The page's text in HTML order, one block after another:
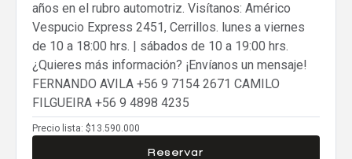
años en el rubro automotriz. Visítanos: Américo
Vespucio Express 2451, Cerrillos. lunes a viernes
de 10 a 18:00 hrs. | sábados de 10 a 19:00 hrs.
¿Quieres más información? ¡Envíanos un mensaje!
FERNANDO AVILA +56 9 7154 2671 CAMILO
FILGUEIRA +56 9 4898 4235
Precio lista: $13.590.000
Reservar